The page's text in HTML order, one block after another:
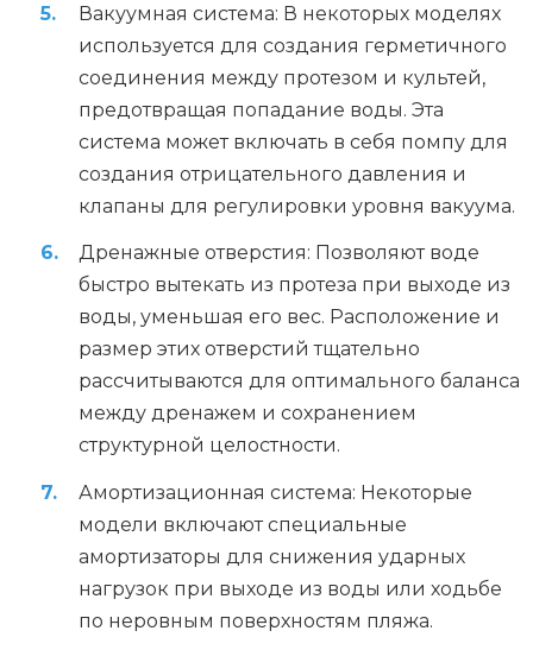
Вакуумная система: В некоторых моделях
используется для создания герметичного
соединения между протезом и культей,
предотвращая попадание воды. Эта
система может включать в себя помпу для
создания отрицательного давления и
клапаны для регулировки уровня вакуума.
Дренажные отверстия: Позволяют воде
быстро вытекать из протеза при выходе из
воды, уменьшая его вес. Расположение и
размер этих отверстий тщательно
рассчитываются для оптимального баланса
между дренажем и сохранением
структурной целостности.
Амортизационная система: Некоторые
модели включают специальные
амортизаторы для снижения ударных
нагрузок при выходе из воды или ходьбе
по неровным поверхностям пляжа.